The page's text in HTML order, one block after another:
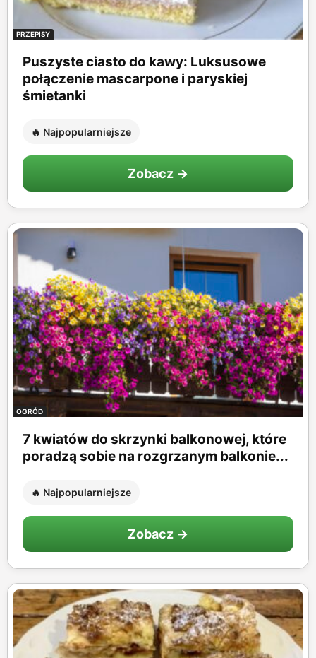
PRZEPISY
Puszyste ciasto do kawy: Luksusowe
połączenie mascarpone i paryskiej
śmietanki
🔥 Najpopularniejsze
Zobacz →
OGRÓD
7 kwiatów do skrzynki balkonowej, które
poradzą sobie na rozgrzanym balkonie...
🔥 Najpopularniejsze
Zobacz →